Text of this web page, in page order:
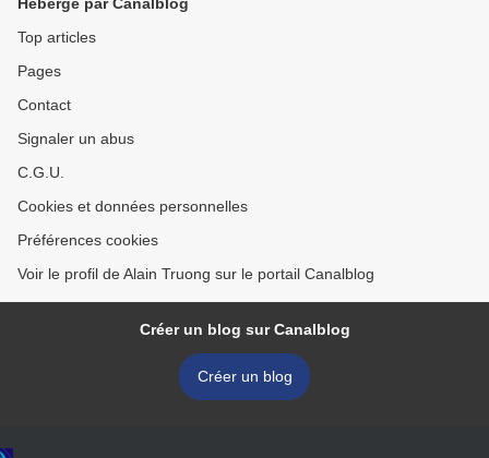
Top articles
Pages
Contact
Signaler un abus
C.G.U.
Cookies et données personnelles
Préférences cookies
Voir le profil de Alain Truong sur le portail Canalblog
Créer un blog sur Canalblog
Créer un blog